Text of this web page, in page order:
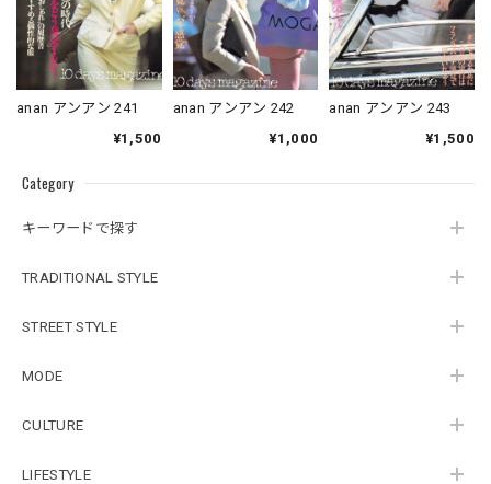
Category
キーワードで探す
TRADITIONAL STYLE
STREET STYLE
MODE
CULTURE
LIFESTYLE
anan アンアン 241
¥1,500
anan アンアン 242
¥1,000
anan アンアン 243
¥1,500